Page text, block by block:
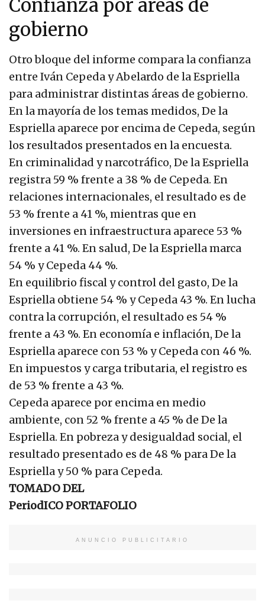
Confianza por áreas de
gobierno
Otro bloque del informe compara la confianza
entre Iván Cepeda y Abelardo de la Espriella
para administrar distintas áreas de gobierno.
En la mayoría de los temas medidos, De la
Espriella aparece por encima de Cepeda, según
los resultados presentados en la encuesta.
En criminalidad y narcotráfico, De la Espriella
registra 59 % frente a 38 % de Cepeda. En
relaciones internacionales, el resultado es de
53 % frente a 41 %, mientras que en
inversiones en infraestructura aparece 53 %
frente a 41 %. En salud, De la Espriella marca
54 % y Cepeda 44 %.
En equilibrio fiscal y control del gasto, De la
Espriella obtiene 54 % y Cepeda 43 %. En lucha
contra la corrupción, el resultado es 54 %
frente a 43 %. En economía e inflación, De la
Espriella aparece con 53 % y Cepeda con 46 %.
En impuestos y carga tributaria, el registro es
de 53 % frente a 43 %.
Cepeda aparece por encima en medio
ambiente, con 52 % frente a 45 % de De la
Espriella. En pobreza y desigualdad social, el
resultado presentado es de 48 % para De la
Espriella y 50 % para Cepeda.
TOMADO DEL
PeriodICO PORTAFOLIO
ANUNCIO PUBLICITARIO